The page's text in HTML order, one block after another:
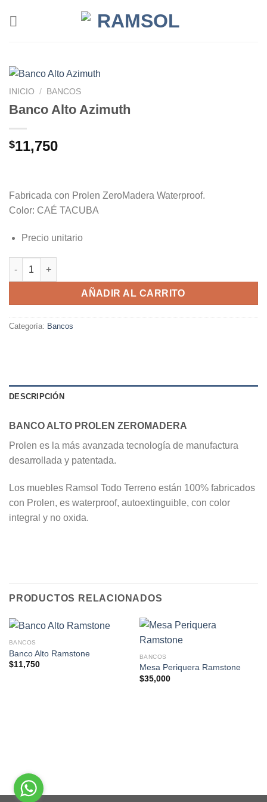
INICIO / BANCOS
Banco Alto Azimuth
$11,750
Fabricada con Prolen ZeroMadera Waterproof.
Color: CAÉ TACUBA
Precio unitario
Banco Alto Azimuth cantidad
AÑADIR AL CARRITO
Categoría: Bancos
DESCRIPCIÓN
BANCO ALTO PROLEN ZEROMADERA
Prolen es la más avanzada tecnología de manufactura
desarrollada y patentada.
Los muebles Ramsol Todo Terreno están 100% fabricados
con Prolen, es waterproof, autoextinguible, con color
integral y no oxida.
PRODUCTOS RELACIONADOS
BANCOS
Banco Alto Ramstone
$11,750
BANCOS
Mesa Periquera Ramstone
$35,000